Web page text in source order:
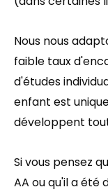
Nous nous
faible taux
d'études
enfant est
développent
Si vous pensez
AA ou qu'il a été